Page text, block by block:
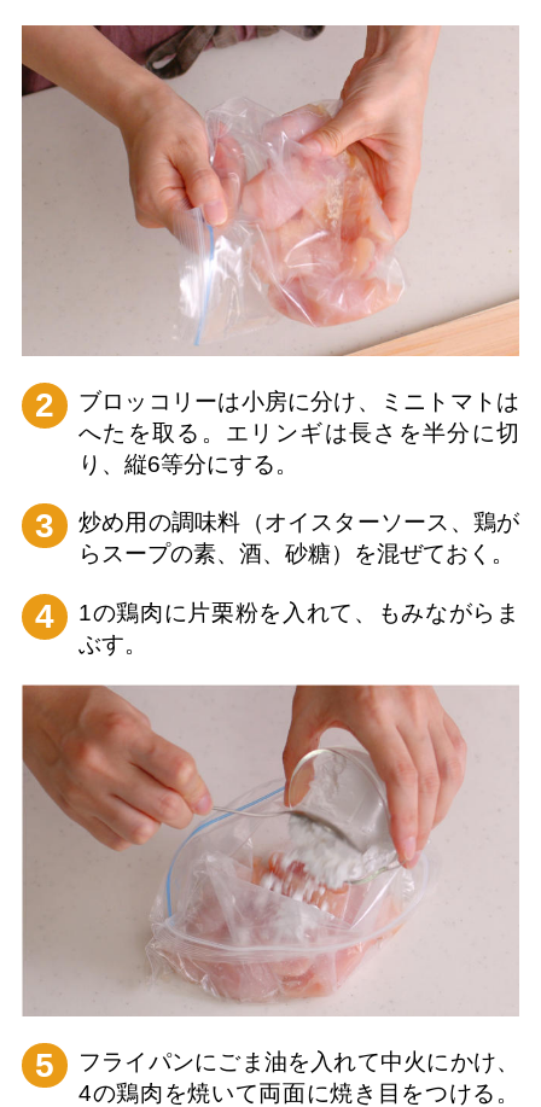
2
ブロッコリーは小房に分け、ミニトマトは
へたを取る。エリンギは長さを半分に切
り、縦6等分にする。
3
炒め用の調味料（オイスターソース、鶏が
らスープの素、酒、砂糖）を混ぜておく。
4
1の鶏肉に片栗粉を入れて、もみながらま
ぶす。
5
フライパンにごま油を入れて中火にかけ、
4の鶏肉を焼いて両面に焼き目をつける。